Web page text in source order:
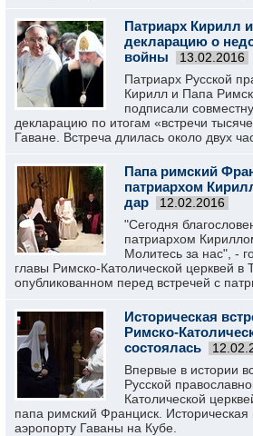
Патриарх Кирилл
декларацию о
войны
13.02.2016
Патриарх Русской
Кирилл и Папа
подписали
декларацию по итогам «встречи
Гаване. Встреча длилась около двух
Папа римский
патриархом
дар
12.02.2016
"Сегодня
патриархом
Молитесь за нас", -
главы Римско-Католической церквей в
опубликованном перед встречей с
Историческая
Римско-
состоялась
Впервые в истории
Русской
Католической
папа римский Франциск. Историческая
аэропорту Гаваны на Кубе.